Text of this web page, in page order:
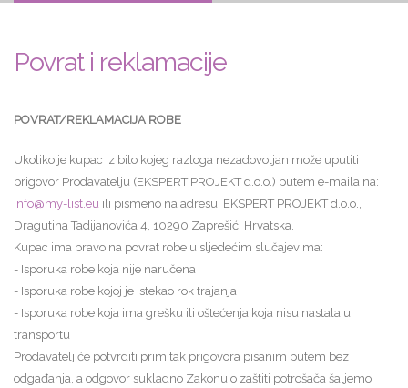
Povrat i reklamacije
POVRAT/REKLAMACIJA ROBE
Ukoliko je kupac iz bilo kojeg razloga nezadovoljan može uputiti
prigovor Prodavatelju (EKSPERT PROJEKT d.o.o.) putem e-maila na:
info@my-list.eu ili pismeno na adresu: EKSPERT PROJEKT d.o.o.,
Dragutina Tadijanovića 4, 10290 Zaprešić, Hrvatska.
Kupac ima pravo na povrat robe u sljedećim slučajevima:
- Isporuka robe koja nije naručena
- Isporuka robe kojoj je istekao rok trajanja
- Isporuka robe koja ima grešku ili oštećenja koja nisu nastala u
transportu
Prodavatelj će potvrditi primitak prigovora pisanim putem bez
odgađanja, a odgovor sukladno Zakonu o zaštiti potrošača šaljemo